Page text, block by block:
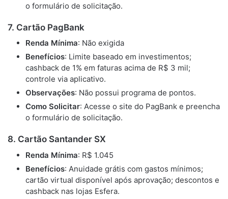
o formulário de solicitação.
7. Cartão PagBank
Renda Mínima: Não exigida
Benefícios: Limite baseado em investimentos;
cashback de 1% em faturas acima de R$ 3 mil;
controle via aplicativo.
Observações: Não possui programa de pontos.
Como Solicitar: Acesse o site do PagBank e preencha
o formulário de solicitação.
8. Cartão Santander SX
Renda Mínima: R$ 1.045
Benefícios: Anuidade grátis com gastos mínimos;
cartão virtual disponível após aprovação; descontos e
cashback nas lojas Esfera.